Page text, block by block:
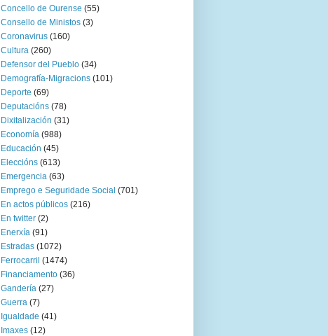
Concello de Ourense (55)
Consello de Ministos (3)
Coronavirus (160)
Cultura (260)
Defensor del Pueblo (34)
Demografía-Migracions (101)
Deporte (69)
Deputacións (78)
Dixitalización (31)
Economía (988)
Educación (45)
Eleccións (613)
Emergencia (63)
Emprego e Seguridade Social (701)
En actos públicos (216)
En twitter (2)
Enerxía (91)
Estradas (1072)
Ferrocarril (1474)
Financiamento (36)
Gandería (27)
Guerra (7)
Igualdade (41)
Imaxes (12)